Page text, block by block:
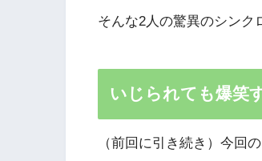
そんな2人の驚異のシンク
いじられても爆笑
（前回に引き続き）今回